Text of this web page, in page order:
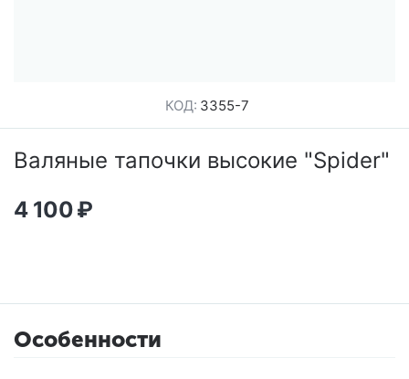
КОД: 3355-7
Валяные тапочки высокие "Spider"
4 100₽
Особенности